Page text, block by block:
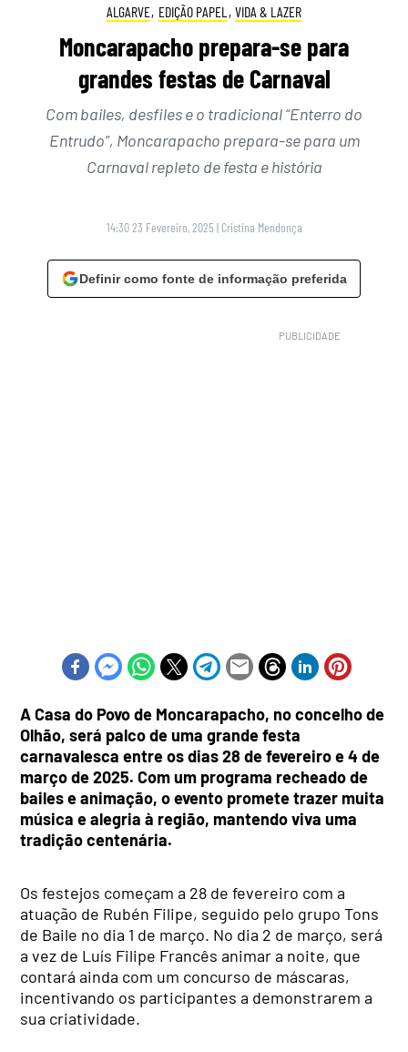
ALGARVE, EDIÇÃO PAPEL , VIDA & LAZER
Moncarapacho prepara-se para
grandes festas de Carnaval
Com bailes, desfiles e o tradicional “Enterro do
Entrudo”, Moncarapacho prepara-se para um
Carnaval repleto de festa e história
14:30 23 Fevereiro, 2025 | Cristina Mendonça
Definir como fonte de informação preferida
A Casa do Povo de Moncarapacho, no concelho de
Olhão, será palco de uma grande festa
carnavalesca entre os dias 28 de fevereiro e 4 de
março de 2025. Com um programa recheado de
bailes e animação, o evento promete trazer muita
música e alegria à região, mantendo viva uma
tradição centenária.
Os festejos começam a 28 de fevereiro com a
atuação de Rubén Filipe, seguido pelo grupo Tons
de Baile no dia 1 de março. No dia 2 de março, será
a vez de Luís Filipe Francês animar a noite, que
contará ainda com um concurso de máscaras,
incentivando os participantes a demonstrarem a
sua criatividade.